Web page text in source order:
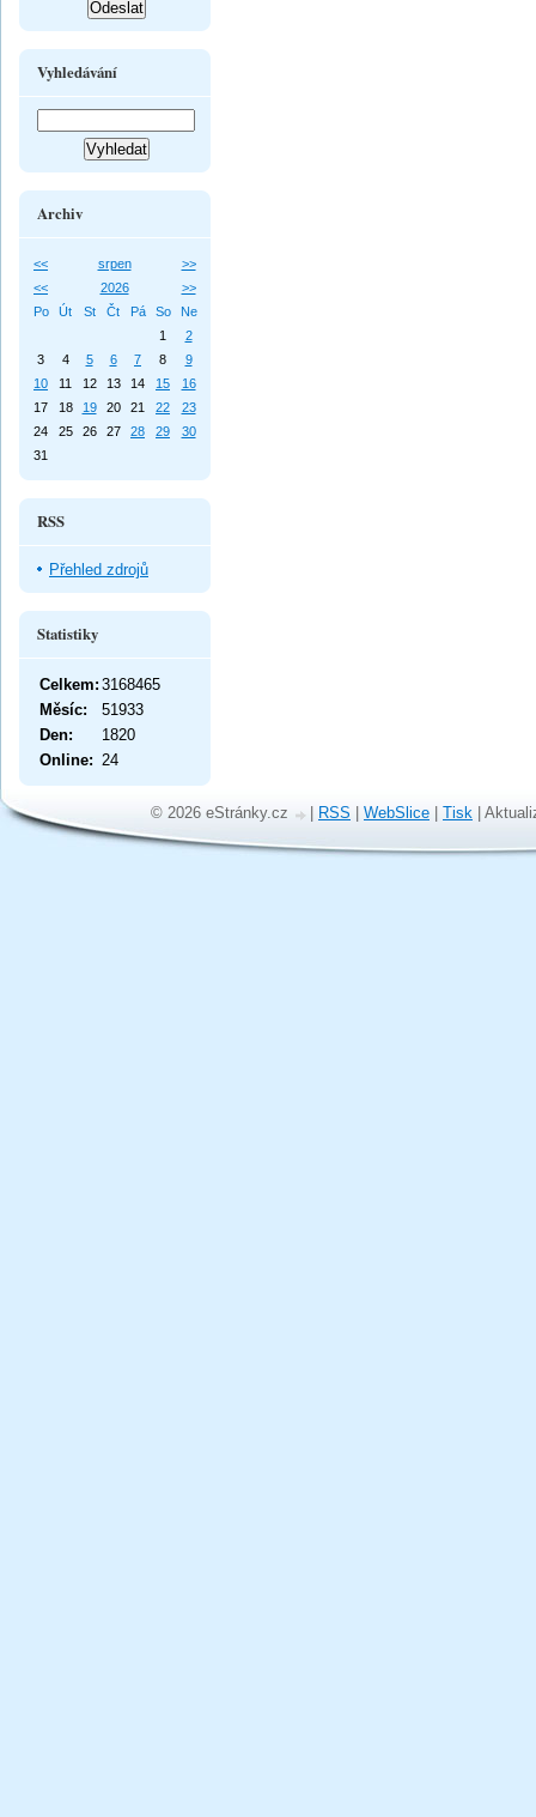
Vyhledávání
Archiv
<< srpen
>>
<<
2026
>>
Po
Út St Čt Pá So
Ne
1
2
3
4 5 6 7 8
9
10
11 12 13 14 15
16
17
18 19 20 21 22
23
24
25 26 27 28 29
30
31
RSS
Přehled zdrojů
Statistiky
Online: 24
Celkem: 3168465
Měsíc:
51933
Den:
1820
© 2026 eStránky.cz | RSS | WebSlice | Tisk |